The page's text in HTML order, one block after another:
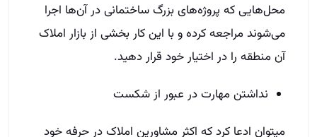
محل‌هایی که پروژه‌های بزرگ ساختمانی در آن‌ها اجرا
می‌شوند مراجعه کرده و با این کار بخشی از بازار املاک
آن منطقه را در اختیار خود قرار دهید.
نداشتن مهارت در عبور از شکست
میتوان ادعا کرد که اکثر مشاورین املاک در حرفه خود